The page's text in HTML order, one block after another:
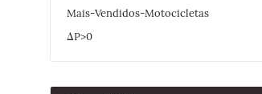
Mais-Vendidos-Motocicletas
ΔP>0